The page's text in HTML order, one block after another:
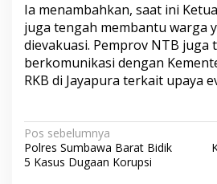
Ia menambahkan, saat ini
juga tengah membantu warga
dievakuasi. Pemprov NTB juga
berkomunikasi dengan
RKB di Jayapura terkait upaya
N
a
Pos sebelumnya
Polres Sumbawa Barat Bidik
5 Kasus Dugaan Korupsi